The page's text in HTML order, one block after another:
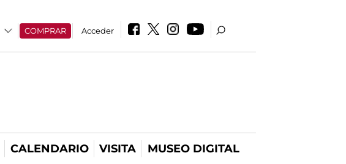
COMPRAR Acceder
CALENDARIO VISITA MUSEO DIGITAL